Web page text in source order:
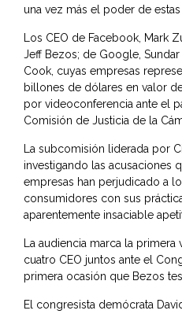
una vez más el poder de estas
Los CEO de Facebook, Mark
Jeff Bezos; de Google,
Cook, cuyas empresas
billones de dólares en valor
por videoconferencia ante el
Comisión de Justicia de la
La subcomisión liderada por
investigando las acusaciones
empresas han perjudicado a
consumidores con sus
aparentemente insaciable
La audiencia marca la
cuatro CEO juntos ante el
primera ocasión que Bezos
El congresista demócrata